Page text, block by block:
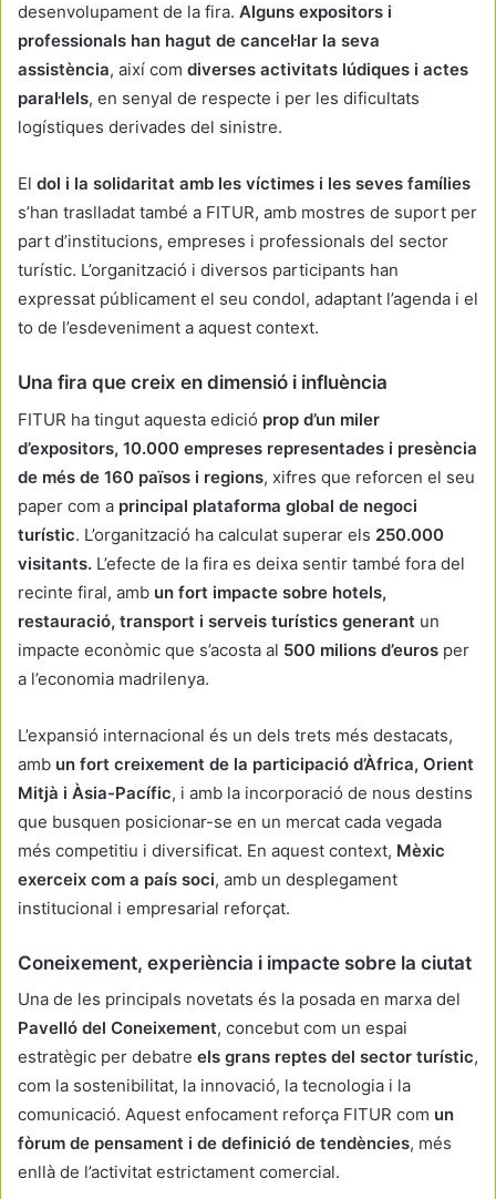
desenvolupament de la fira. Alguns expositors i
professionals han hagut de cancel·lar la seva
assistència, així com diverses activitats lúdiques i actes
paral·lels, en senyal de respecte i per les dificultats
logístiques derivades del sinistre.
El dol i la solidaritat amb les víctimes i les seves famílies
s’han traslladat també a FITUR, amb mostres de suport per
part d’institucions, empreses i professionals del sector
turístic. L’organització i diversos participants han
expressat públicament el seu condol, adaptant l’agenda i el
to de l’esdeveniment a aquest context.
Una fira que creix en dimensió i influència
FITUR ha tingut aquesta edició prop d’un miler
d’expositors, 10.000 empreses representades i presència
de més de 160 països i regions, xifres que reforcen el seu
paper com a principal plataforma global de negoci
turístic. L’organització ha calculat superar els 250.000
visitants. L’efecte de la fira es deixa sentir també fora del
recinte firal, amb un fort impacte sobre hotels,
restauració, transport i serveis turístics generant un
impacte econòmic que s’acosta al 500 milions d’euros per
a l’economia madrilenya.
L’expansió internacional és un dels trets més destacats,
amb un fort creixement de la participació d’Àfrica, Orient
Mitjà i Àsia-Pacífic, i amb la incorporació de nous destins
que busquen posicionar-se en un mercat cada vegada
més competitiu i diversificat. En aquest context, Mèxic
exerceix com a país soci, amb un desplegament
institucional i empresarial reforçat.
Coneixement, experiència i impacte sobre la ciutat
Una de les principals novetats és la posada en marxa del
Pavelló del Coneixement, concebut com un espai
estratègic per debatre els grans reptes del sector turístic,
com la sostenibilitat, la innovació, la tecnologia i la
comunicació. Aquest enfocament reforça FITUR com un
fòrum de pensament i de definició de tendències, més
enllà de l’activitat estrictament comercial.